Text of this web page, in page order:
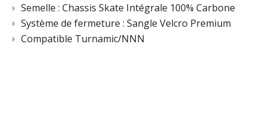
Semelle : Chassis Skate Intégrale 100% Carbone
Système de fermeture : Sangle Velcro Premium
Compatible Turnamic/NNN